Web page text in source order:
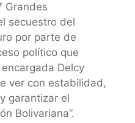
Grandes
secuestro del
por parte de
político que
Delcy
ver con estabilidad,
garantizar el
Bolivariana”.